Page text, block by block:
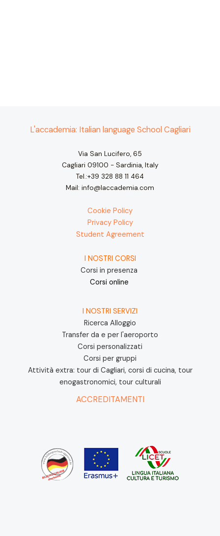
L'accademia: Italian language School Cagliari
Via San Lucifero, 65
Cagliari 09100 - Sardinia, Italy
Tel.:+39 328 88 11 464
Mail: info@laccademia.com
Cookie Policy
Privacy Policy
Student Agreement
I NOSTRI CORSI
Corsi in presenza
Corsi online
I NOSTRI SERVIZI
Ricerca Alloggio
Transfer da e per l'aeroporto
Corsi personalizzati
Corsi per gruppi
Attività extra: tour di Cagliari, corsi di cucina, tour
enogastronomici, tour culturali
ACCREDITAMENTI